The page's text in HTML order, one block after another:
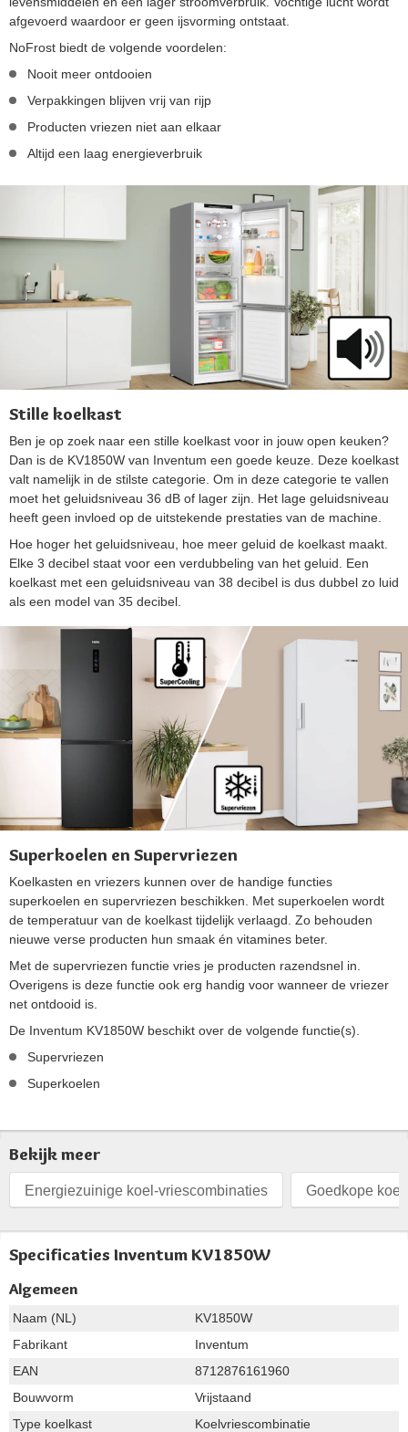
afgevoerd waardoor er geen ijsvorming ontstaat.
NoFrost biedt de volgende voordelen:
Nooit meer ontdooien
Verpakkingen blijven vrij van rijp
Producten vriezen niet aan elkaar
Altijd een laag energieverbruik
Stille koelkast
Ben je op zoek naar een stille koelkast voor in jouw open keuken?
Dan is de KV1850W van Inventum een goede keuze. Deze koelkast
valt namelijk in de stilste categorie. Om in deze categorie te vallen
moet het geluidsniveau 36 dB of lager zijn. Het lage geluidsniveau
heeft geen invloed op de uitstekende prestaties van de machine.
Hoe hoger het geluidsniveau, hoe meer geluid de koelkast maakt.
Elke 3 decibel staat voor een verdubbeling van het geluid. Een
koelkast met een geluidsniveau van 38 decibel is dus dubbel zo luid
als een model van 35 decibel.
Superkoelen en Supervriezen
Koelkasten en vriezers kunnen over de handige functies
superkoelen en supervriezen beschikken. Met superkoelen wordt
de temperatuur van de koelkast tijdelijk verlaagd. Zo behouden
nieuwe verse producten hun smaak én vitamines beter.
Met de supervriezen functie vries je producten razendsnel in.
Overigens is deze functie ook erg handig voor wanneer de vriezer
net ontdooid is.
De Inventum KV1850W beschikt over de volgende functie(s).
Supervriezen
Superkoelen
Bekijk meer
Energiezuinige koel-vriescombinaties Goedkope
Specificaties Inventum KV1850W
Algemeen
Naam (NL)
KV1850W
Fabrikant
Inventum
EAN
8712876161960
Bouwvorm
Vrijstaand
Type koelkast
Koelvriescombinatie